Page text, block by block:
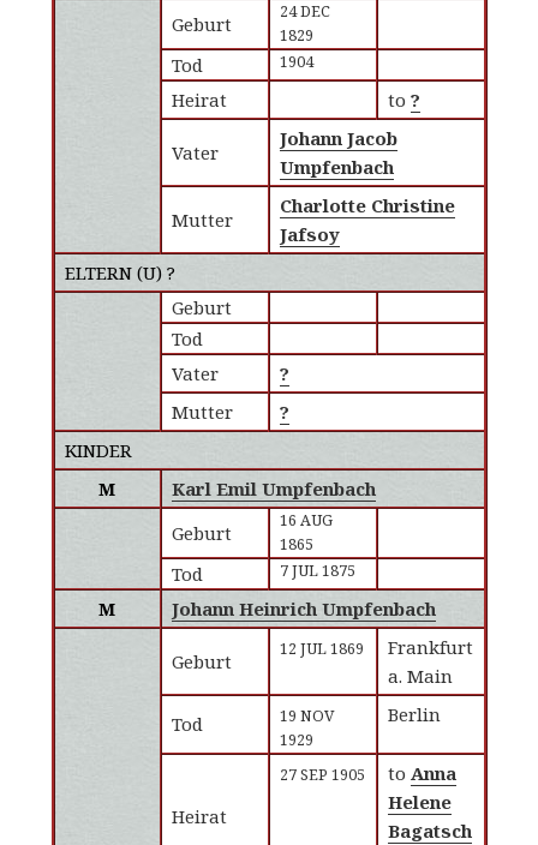
Geburt
24 DEC
1829
Tod 1904
Heirat to ?
Vater
Johann Jacob
Umpfenbach
Mutter
Charlotte Christine
Jafsoy
ELTERN (U) ?
Geburt
Tod
Vater
?
Mutter
?
KINDER
M
Karl Emil Umpfenbach
Geburt
16 AUG
1865
Tod 7 JUL 1875
M Johann Heinrich Umpfenbach
Geburt
12 JUL 1869
Frankfurt
a. Main
Tod
19 NOV
1929
Berlin
Heirat
27 SEP 1905 to Anna
Helene
Bagatsch